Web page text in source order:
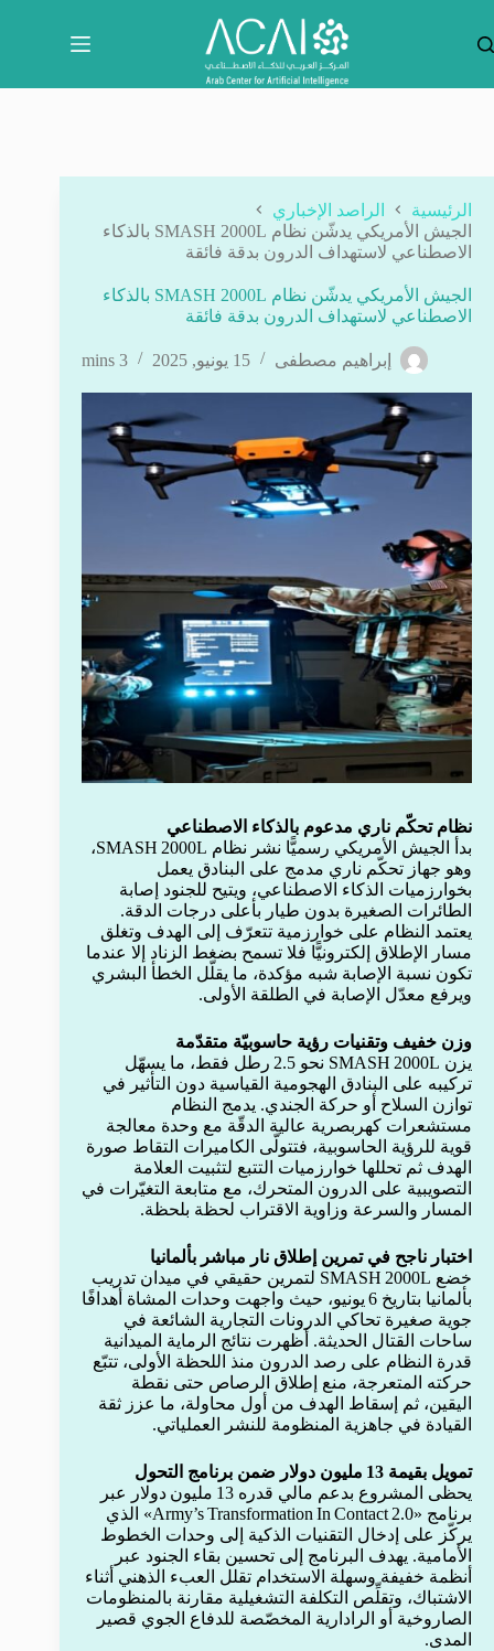
المحتوى
الرئيسية
الراصد الإخباري
الجيش الأمريكي يدشّن نظام SMASH 2000L بالذكاء
الاصطناعي لاستهداف الدرون بدقة فائقة
الجيش الأمريكي يدشّن نظام SMASH 2000L بالذكاء
الاصطناعي لاستهداف الدرون بدقة فائقة
إبراهيم مصطفى 15 يونيو, 2025 3 mins
نظام تحكّم ناري مدعوم بالذكاء الاصطناعي
بدأ الجيش الأمريكي رسميًّا نشر نظام SMASH 2000L،
وهو جهاز تحكّم ناري مدمج على البنادق يعمل
بخوارزميات الذكاء الاصطناعي، ويتيح للجنود إصابة
الطائرات الصغيرة بدون طيار بأعلى درجات الدقة.
يعتمد النظام على خوارزمية تتعرّف إلى الهدف وتغلق
مسار الإطلاق إلكترونيًّا فلا تسمح بضغط الزناد إلا عندما
تكون نسبة الإصابة شبه مؤكدة، ما يقلّل الخطأ البشري
ويرفع معدّل الإصابة في الطلقة الأولى.
وزن خفيف وتقنيات رؤية حاسوبيّة متقدّمة
يزن SMASH 2000L نحو 2.5 رطل فقط، ما يسهّل
تركيبه على البنادق الهجومية القياسية دون التأثير في
توازن السلاح أو حركة الجندي. يدمج النظام
مستشعرات كهربصرية عالية الدقّة مع وحدة معالجة
قوية للرؤية الحاسوبية، فتتولّى الكاميرات التقاط صورة
الهدف ثم تحللها خوارزميات التتبع لتثبيت العلامة
التصويبية على الدرون المتحرك، مع متابعة التغيّرات في
المسار والسرعة وزاوية الاقتراب لحظة بلحظة.
اختبار ناجح في تمرين إطلاق نار مباشر بألمانيا
خضع SMASH 2000L لتمرين حقيقي في ميدان تدريب
بألمانيا بتاريخ 6 يونيو، حيث واجهت وحدات المشاة أهدافًا
جوية صغيرة تحاكي الدرونات التجارية الشائعة في
ساحات القتال الحديثة. أظهرت نتائج الرماية الميدانية
قدرة النظام على رصد الدرون منذ اللحظة الأولى، تتبّع
حركته المتعرجة، منع إطلاق الرصاص حتى نقطة
اليقين، ثم إسقاط الهدف من أول محاولة، ما عزز ثقة
القيادة في جاهزية المنظومة للنشر العملياتي.
تمويل بقيمة 13 مليون دولار ضمن برنامج التحول
يحظى المشروع بدعم مالي قدره 13 مليون دولار عبر
برنامج «Army’s Transformation In Contact 2.0» الذي
يركّز على إدخال التقنيات الذكية إلى وحدات الخطوط
الأمامية. يهدف البرنامج إلى تحسين بقاء الجنود عبر
أنظمة خفيفة وسهلة الاستخدام تقلل العبء الذهني أثناء
الاشتباك، وتقلِّص التكلفة التشغيلية مقارنة بالمنظومات
الصاروخية أو الرادارية المخصّصة للدفاع الجوي قصير
المدى.